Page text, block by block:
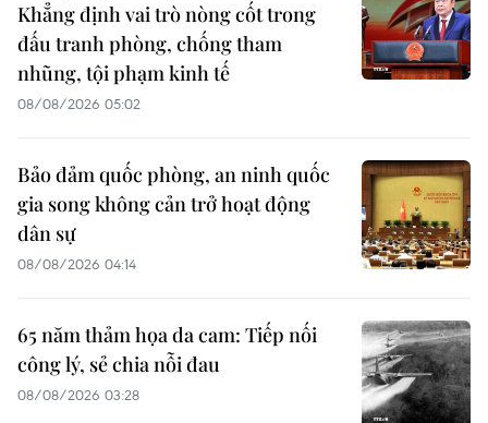
Khẳng định vai trò nòng cốt trong
đấu tranh phòng, chống tham
nhũng, tội phạm kinh tế
08/08/2026 05:02
Bảo đảm quốc phòng, an ninh quốc
gia song không cản trở hoạt động
dân sự
08/08/2026 04:14
65 năm thảm họa da cam: Tiếp nối
công lý, sẻ chia nỗi đau
08/08/2026 03:28